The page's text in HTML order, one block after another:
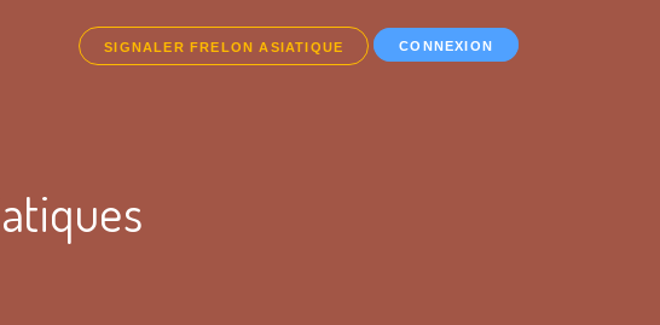
SIGNALER FRELON ASIATIQUE CONNEXION